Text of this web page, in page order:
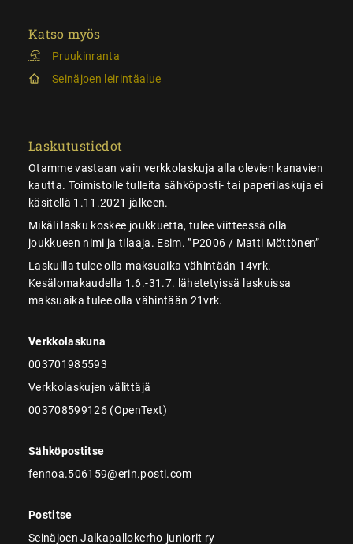
Katso myös
Pruukinranta
Seinäjoen leirintäalue
Laskutustiedot
Otamme vastaan vain verkkolaskuja alla olevien kanavien
kautta. Toimistolle tulleita sähköposti- tai paperilaskuja ei
käsitellä 1.11.2021 jälkeen.
Mikäli lasku koskee joukkuetta, tulee viitteessä olla
joukkueen nimi ja tilaaja. Esim. ”P2006 / Matti Möttönen”
Laskuilla tulee olla maksuaika vähintään 14vrk.
Kesälomakaudella 1.6.-31.7. lähetetyissä laskuissa
maksuaika tulee olla vähintään 21vrk.
Verkkolaskuna
003701985593
Verkkolaskujen välittäjä
003708599126 (OpenText)
Sähköpostitse
fennoa.506159@erin.posti.com
Postitse
Seinäjoen Jalkapallokerho-juniorit ry